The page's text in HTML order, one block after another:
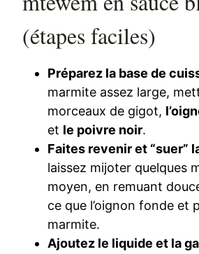
(étapes faciles)
Préparez la base de
marmite assez large,
morceaux de gigot,
et le poivre noir.
Faites revenir et “suer”
laissez mijoter quelques
moyen, en remuant
ce que l’oignon fonde et
marmite.
Ajoutez le liquide et la